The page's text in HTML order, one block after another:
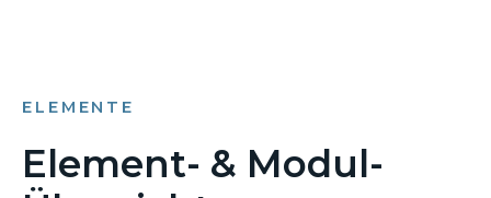
ELEMENTE
Element- & Modul-